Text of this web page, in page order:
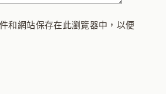
和網站保存在此瀏覽器中，以便